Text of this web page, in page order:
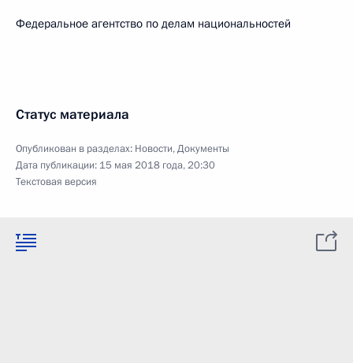
Федеральное агентство по делам национальностей
Статус материала
Опубликован в разделах: Новости,Документы
Дата публикации: 15 мая 2018 года, 20:30
Текстовая версия